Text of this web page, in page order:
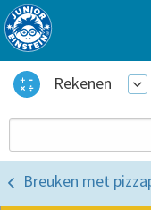
Rekenen
Breuken met